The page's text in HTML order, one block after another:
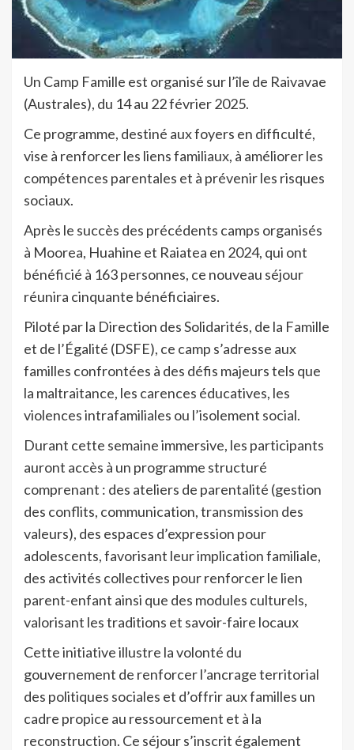
Un Camp Famille est organisé sur l’île de Raivavae
(Australes), du 14 au 22 février 2025.
Ce programme, destiné aux foyers en difficulté,
vise à renforcer les liens familiaux, à améliorer les
compétences parentales et à prévenir les risques
sociaux.
Après le succès des précédents camps organisés
à Moorea, Huahine et Raiatea en 2024, qui ont
bénéficié à 163 personnes, ce nouveau séjour
réunira cinquante bénéficiaires.
Piloté par la Direction des Solidarités, de la Famille
et de l’Égalité (DSFE), ce camp s’adresse aux
familles confrontées à des défis majeurs tels que
la maltraitance, les carences éducatives, les
violences intrafamiliales ou l’isolement social.
Durant cette semaine immersive, les participants
auront accès à un programme structuré
comprenant : des ateliers de parentalité (gestion
des conflits, communication, transmission des
valeurs), des espaces d’expression pour
adolescents, favorisant leur implication familiale,
des activités collectives pour renforcer le lien
parent-enfant ainsi que des modules culturels,
valorisant les traditions et savoir-faire locaux
Cette initiative illustre la volonté du
gouvernement de renforcer l’ancrage territorial
des politiques sociales et d’offrir aux familles un
cadre propice au ressourcement et à la
reconstruction. Ce séjour s’inscrit également